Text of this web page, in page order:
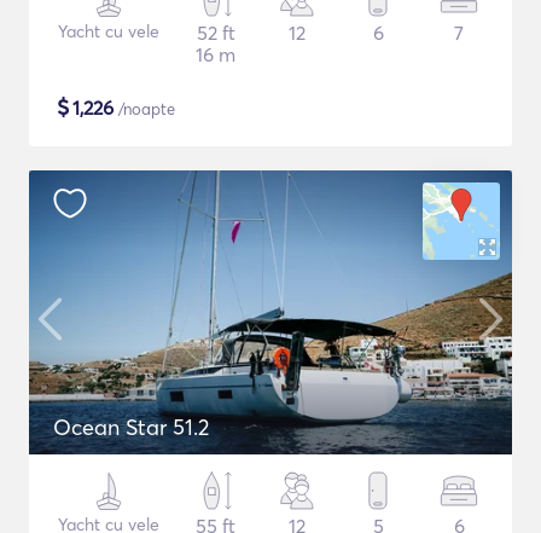
Yacht cu vele
52 ft
16 m
12 6 7
$1,226 /noapte
Ocean Star 51.2
Yacht cu vele
55 ft
12 5 6